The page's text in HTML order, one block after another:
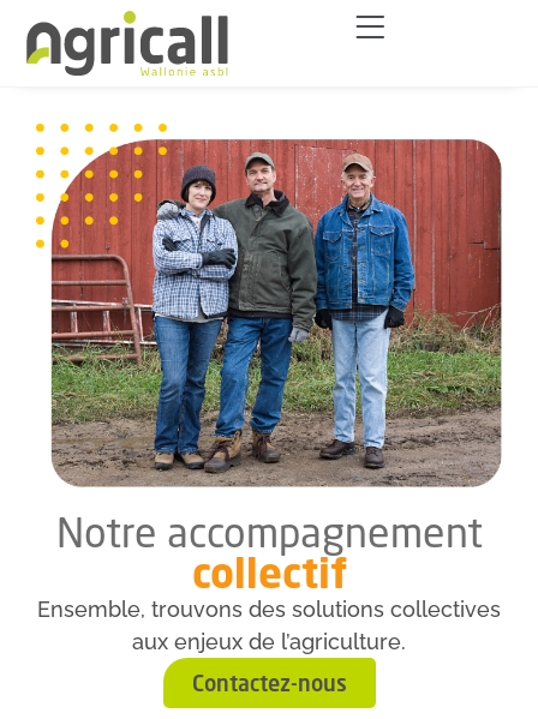
Notre accompagnement
collectif
Ensemble, trouvons des solutions collectives
aux enjeux de l’agriculture.
Contactez-nous